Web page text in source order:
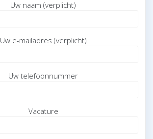
Uw naam (verplicht)
Uw e-mailadres (verplicht)
Uw telefoonnummer
Vacature